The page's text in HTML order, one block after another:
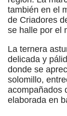
también en el
de Criadores
se halle por el
La ternera
delicada y
donde se
solomillo,
acompañados
elaborada en